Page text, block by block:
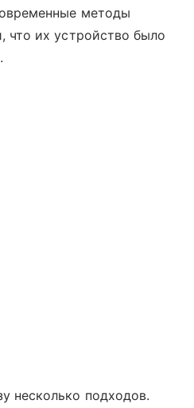
методы
что их устройство было
несколько подходов.